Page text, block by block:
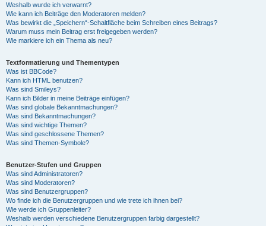
Weshalb wurde ich verwarnt?
Wie kann ich Beiträge den Moderatoren melden?
Was bewirkt die „Speichern“-Schaltfläche beim Schreiben eines Beitrags?
Warum muss mein Beitrag erst freigegeben werden?
Wie markiere ich ein Thema als neu?
Textformatierung und Thementypen
Was ist BBCode?
Kann ich HTML benutzen?
Was sind Smileys?
Kann ich Bilder in meine Beiträge einfügen?
Was sind globale Bekanntmachungen?
Was sind Bekanntmachungen?
Was sind wichtige Themen?
Was sind geschlossene Themen?
Was sind Themen-Symbole?
Benutzer-Stufen und Gruppen
Was sind Administratoren?
Was sind Moderatoren?
Was sind Benutzergruppen?
Wo finde ich die Benutzergruppen und wie trete ich ihnen bei?
Wie werde ich Gruppenleiter?
Weshalb werden verschiedene Benutzergruppen farbig dargestellt?